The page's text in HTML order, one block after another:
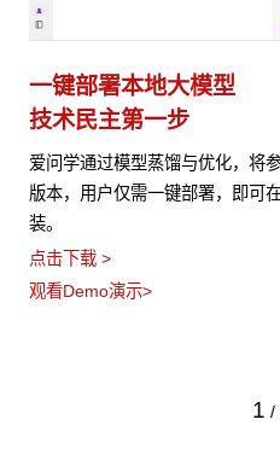
一键部署本地大模型
技术民主第一步
爱问学通过模型蒸馏与优化，将
版本，用户仅需一键部署，即可
装。
点击下载 >
观看Demo演示>
1 /